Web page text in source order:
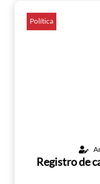
Política
Registro de